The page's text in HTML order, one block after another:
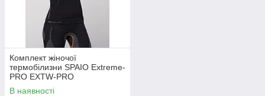
Комплект жіночої
термобілизни SPAIO Extreme-
PRO EXTW-PRO
В наявності